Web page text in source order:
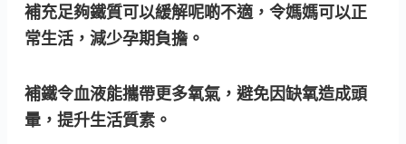
補充足夠鐵質可以緩解呢啲不適，令媽媽可以正
常生活，減少孕期負擔。
補鐵令血液能攜帶更多氧氣，避免因缺氧造成頭
暈，提升生活質素 。